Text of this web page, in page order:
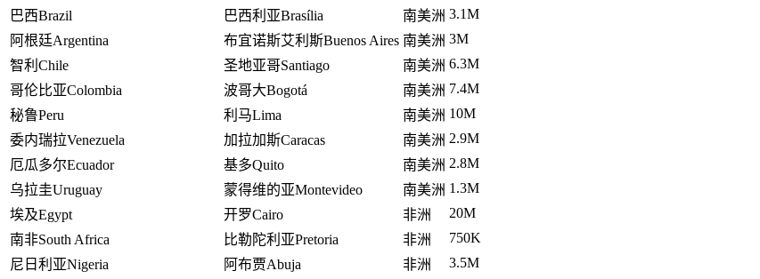
巴西Brazil 巴西利亚Brasília 南美洲 3.1M
阿根廷Argentina 布宜诺斯艾利斯Buenos Aires 南美洲 3M
智利 Chile 圣地亚哥Santiago 南美洲 6.3M
哥伦比亚Colombia 波哥大Bogotá 南美洲 7.4M
秘鲁Peru 利马Lima 南美洲 10M
委内瑞拉Venezuela 加拉加斯Caracas 南美洲 2.9M
厄瓜多尔Ecuador 基多Quito 南美洲 2.8M
乌拉圭Uruguay 蒙得维的亚Montevideo 南美洲 1.3M
埃及Egypt 开罗Cairo 非洲
20M
南非South Africa 比勒陀利亚Pretoria 非洲
750K
尼日利亚Nigeria 阿布贾Abuja 非洲
3.5M